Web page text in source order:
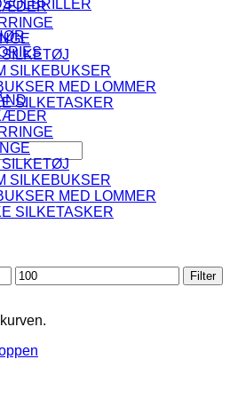
SILKEBUKSER
MED LOMMER
SILKETASKER
SILKEBUKSER
MED LOMMER
SILKETASKER
Højeste
pris
Filter